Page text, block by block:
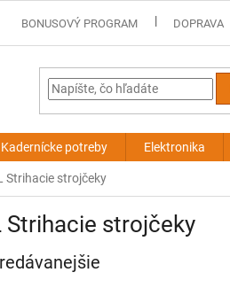
BONUSOVÝ PROGRAM DOPRAVA
Kadernícke potreby Elektronika
Strihacie strojčeky
Strihacie strojčeky